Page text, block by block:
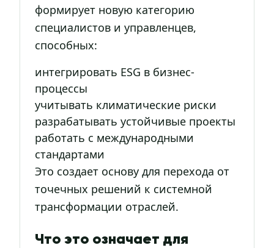
формирует новую категорию
специалистов и управленцев,
способных:
интегрировать ESG в бизнес-
процессы
учитывать климатические риски
разрабатывать устойчивые проекты
работать с международными
стандартами
Это создает основу для перехода от
точечных решений к системной
трансформации отраслей.
Что это означает для